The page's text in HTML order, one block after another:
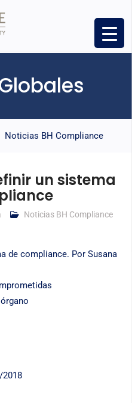
Noticias BH Compliance
un sistema
Noticias BH Compliance
de compliance. Por Susana
2018